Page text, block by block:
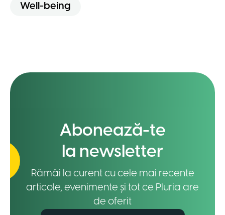
Well-being
Abonează-te
la newsletter
Rămâi la curent cu cele mai recente
articole, evenimente și tot ce Pluria are
de oferit